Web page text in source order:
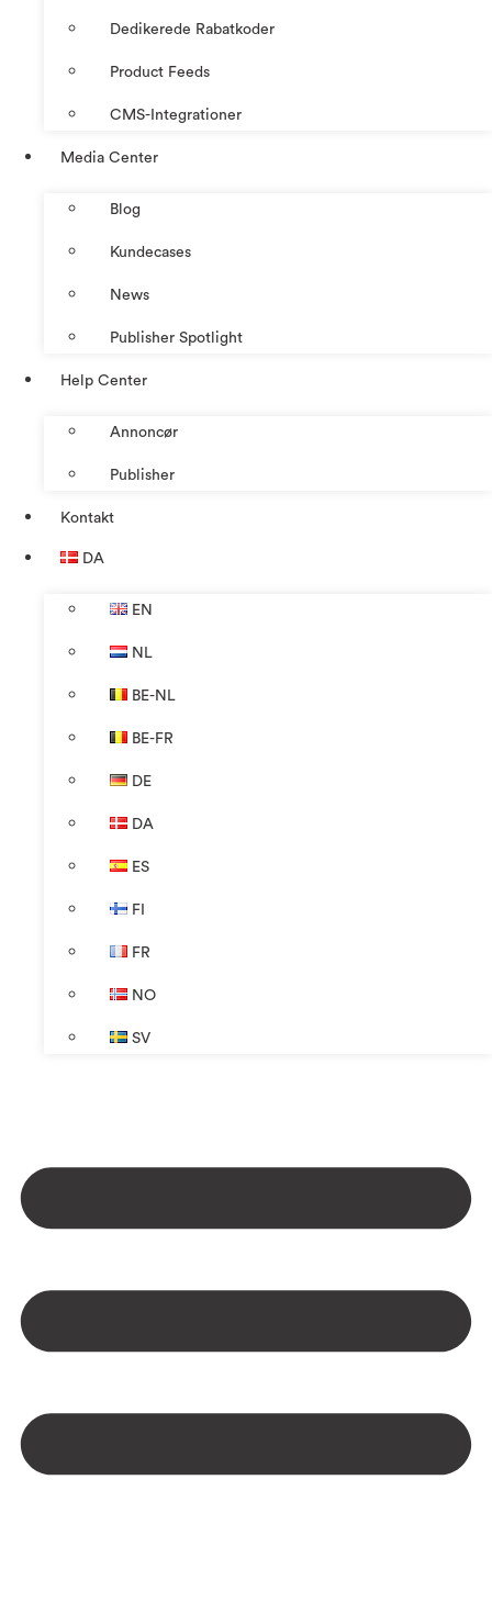
Dedikerede Rabatkoder
Product Feeds
CMS-Integrationer
Media Center
Blog
Kundecases
News
Publisher Spotlight
Help Center
Annoncør
Publisher
Kontakt
DA
EN
NL
BE-NL
BE-FR
DE
DA
ES
FI
FR
NO
SV